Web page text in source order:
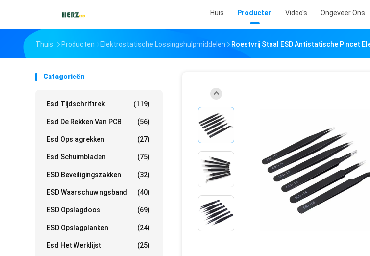
Huis Producten Video's Ongeveer Ons
Thuis Producten Elektrostatische Lossingshulpmiddelen Roestvrij Staal ESD Antistatische Pincet
Catagorieën
Esd Tijdschriftrek (119)
Esd De Rekken Van PCB (56)
Esd Opslagrekken (27)
Esd Schuimbladen (75)
ESD Beveiligingszakken (32)
ESD Waarschuwingsband (40)
ESD Opslagdoos (69)
ESD Opslagplanken (24)
Esd Het Werklijst (25)